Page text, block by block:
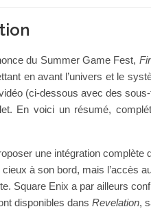
du Summer Game Fest,
en avant l’univers et le
(ci-dessous avec des
En voici un résumé,
une intégration complète
à son bord, mais l’accès
Square Enix a par ailleurs
disponibles dans Revelation,